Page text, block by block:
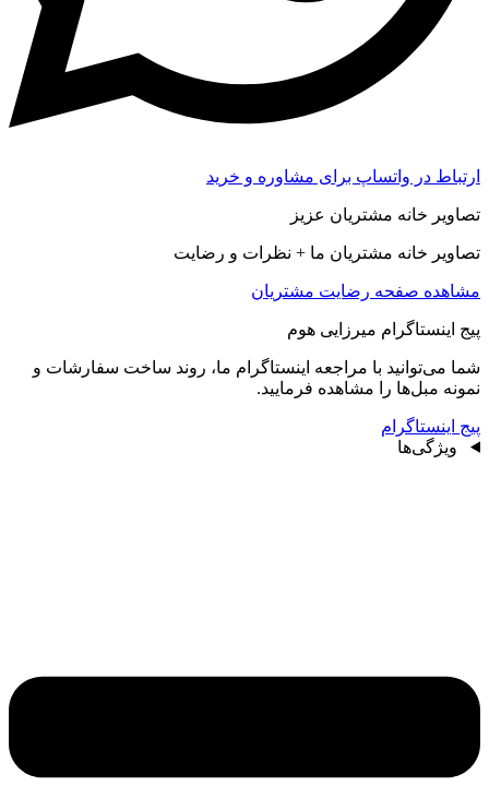
ارتباط در واتساپ برای مشاوره و خرید
تصاویر خانه مشتریان عزیز
تصاویر خانه مشتریان ما + نظرات و رضایت
مشاهده صفحه رضايت مشتريان
پیج اینستاگرام میرزایی هوم
شما می‌توانید با مراجعه اینستاگرام ما، روند ساخت سفارشات و
نمونه مبل‌ها را مشاهده فرمایید.
پیج اینستاگرام
ویژگی‌ها